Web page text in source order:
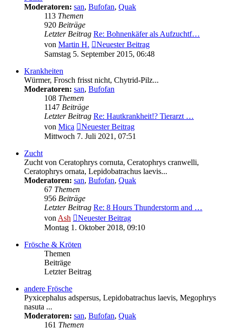
Moderatoren: san, Bufofan, Quak
113 Themen
920 Beiträge
Letzter Beitrag Re: Bohnenkäfer als Aufzuchtf…
von Martin H.
Neuester Beitrag
Samstag 5. September 2015, 06:48
Krankheiten
Würmer, Frosch frisst nicht, Chytrid-Pilz...
Moderatoren: san, Bufofan
108 Themen
1147 Beiträge
Letzter Beitrag Re: Hautkrankheit!? Tierarzt …
von Mica
Neuester Beitrag
Mittwoch 7. Juli 2021, 07:51
Zucht
Zucht von Ceratophrys cornuta, Ceratophrys cranwelli,
Ceratophrys ornata, Lepidobatrachus laevis...
Moderatoren: san, Bufofan, Quak
67 Themen
956 Beiträge
Letzter Beitrag Re: 8 Hours Thunderstorm and …
vonAsh
Neuester Beitrag
Montag 1. Oktober 2018, 09:10
Frösche & Kröten
Themen
Beiträge
Letzter Beitrag
andere Frösche
Pyxicephalus adspersus, Lepidobatrachus laevis, Megophrys
nasuta ...
Moderatoren: san, Bufofan, Quak
161 Themen